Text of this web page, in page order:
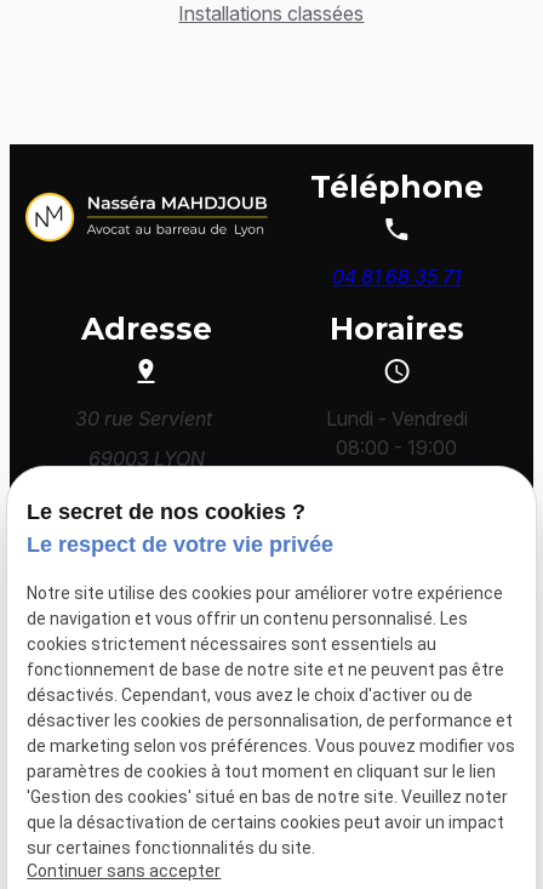
Installations classées
Téléphone
04 81 68 35 71
Adresse
30 rue Servient
69003 LYON
Horaires
Lundi - Vendredi
08:00 - 19:00
Accueil Avocat Honoraires
Pland d'accès
Mentions légales
Politique de
confidentialité
Gestion
des
Plan du
site
SIRET :
43447331000093
Le secret de nos cookies ?
Le respect de votre vie privée
Notre site utilise des cookies pour améliorer votre expérience
de navigation et vous offrir un contenu personnalisé. Les
cookies strictement nécessaires sont essentiels au
fonctionnement de base de notre site et ne peuvent pas être
désactivés. Cependant, vous avez le choix d'activer ou de
désactiver les cookies de personnalisation, de performance et
de marketing selon vos préférences. Vous pouvez modifier vos
paramètres de cookies à tout moment en cliquant sur le lien
'Gestion des cookies' situé en bas de notre site. Veuillez noter
que la désactivation de certains cookies peut avoir un impact
sur certaines fonctionnalités du site.
Continuer sans accepter